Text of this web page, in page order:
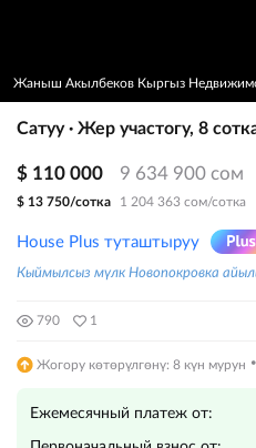
Жаныш Акылбеков Кыргыз
Сатуу · Жер участогу, 8
$ 110 000 9 634 900 сом
$ 13 750/сотка 1 204 363 сом/сотка
House Plus туташтыруу
Кыймылсыз мүлк Новопокровка
790 1
Жогору көтөрүлгөнү: 8 күн мурун ·
Ежемесячный платеж от: